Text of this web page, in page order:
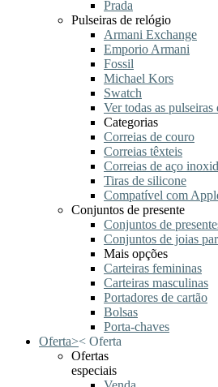
Prada
Pulseiras de relógio
Armani Exchange
Emporio Armani
Fossil
Michael Kors
Swatch
Ver todas as
Categorias
Correias de couro
Correias têxteis
Correias de aço
Tiras de silicone
Compatível com
Conjuntos de presente
Conjuntos de
Conjuntos de joias
Mais opções
Carteiras femininas
Carteiras masculinas
Portadores de cartão
Bolsas
Porta-chaves
Oferta>< Oferta
Ofertas
especiais